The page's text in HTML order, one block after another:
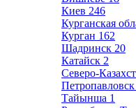
Киев 246
Курганская
Курган 162
Шадринск 20
Катайск 2
Северо-
Петропавловск
Тайынша 1